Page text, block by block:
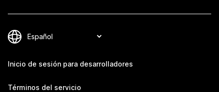
Inicio de sesión para desarrolladores
Términos del servicio